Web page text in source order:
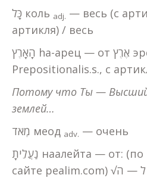
כָּל коль adj. — весь (с
артикля) / весь
הָאָרֶץ hа-арец — от אֶרֶץ эрец (f) — земля /
Prepositionalis.s., с
Потому что Ты — Высший
землей…
מְאֹד меод adv. — очень
נַעֲלֵיתָ наалейта — от: (по конструктору на
сайте pealim.com) √ע — ל — ה , биньян nif’al,